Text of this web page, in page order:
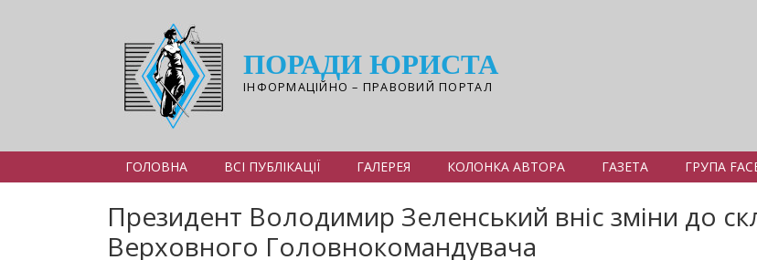
ПОРАДИ ЮРИСТА
ІНФОРМАЦІЙНО – ПРАВОВИЙ ПОРТАЛ
ГОЛОВНА ВСІ ПУБЛІКАЦІЇ ГАЛЕРЕЯ КОЛОНКА АВТОРА ГАЗЕТА ГРУПА
Президент Володимир Зеленський вніс зміни до
Верховного Головнокомандувача